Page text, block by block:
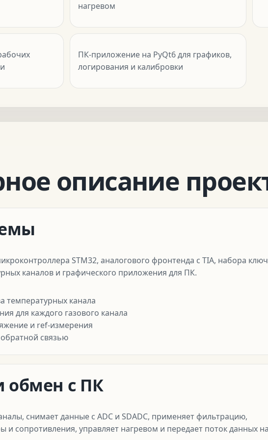
нагревом
ПК-приложение на PyQt6 для графиков,
логирования и калибровки
описание
STM32, аналогового фронтенда с TIA, набора
каналов и графического приложения для ПК.
температурных канала
для каждого газового канала
и ref-измерения
связью
обмен с ПК
снимает данные с ADC и SDADC, применяет фильтрацию,
и сопротивления, управляет нагревом и передает поток данных